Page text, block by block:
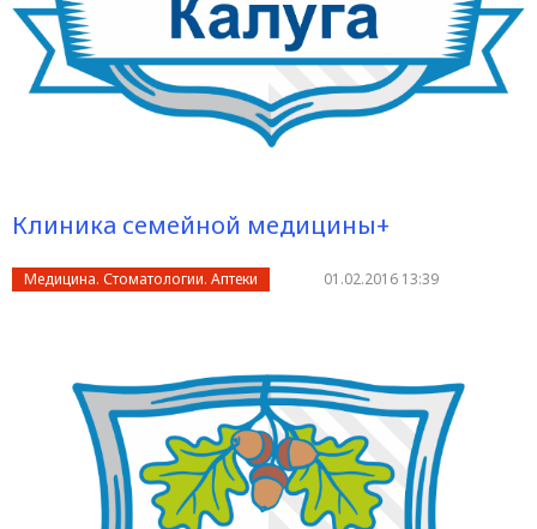
Клиника семейной медицины+
Медицина. Стоматологии. Аптеки 01.02.2016 13:39